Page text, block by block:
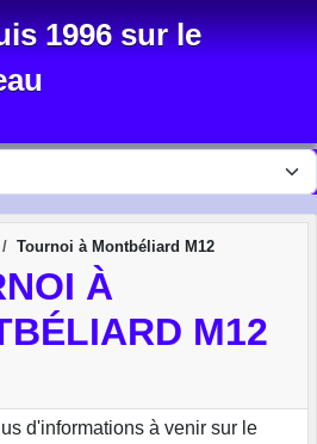
1996 sur le
Tournoi à Montbéliard M12
À
M12
d'informations à venir sur le